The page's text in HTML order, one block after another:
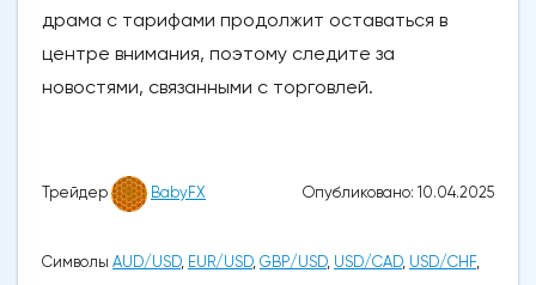
драма с тарифами продолжит оставаться в
центре внимания, поэтому следите за
новостями, связанными с торговлей.
Трейдер BabyFX Опубликовано: 10.04.2025
Символы AUD/USD, EUR/USD, GBP/USD, USD/CAD, USD/CHF,